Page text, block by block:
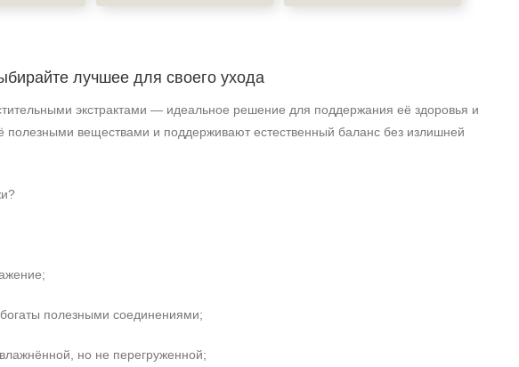
лучшее для своего ухода
экстрактами — идеальное решение для поддержания её здоровья и
веществами и поддерживают естественный баланс без излишней
полезными соединениями;
но не перегруженной;